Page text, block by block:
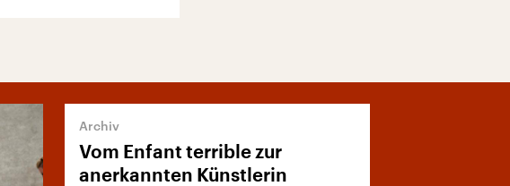
Vom Enfant terrible zur
anerkannten Künstlerin